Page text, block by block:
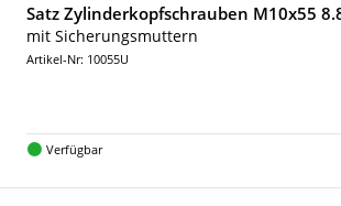
Satz Zylinderkopfschrauben M10x55
mit Sicherungsmuttern
Artikel-Nr: 10055U
Verfügbar